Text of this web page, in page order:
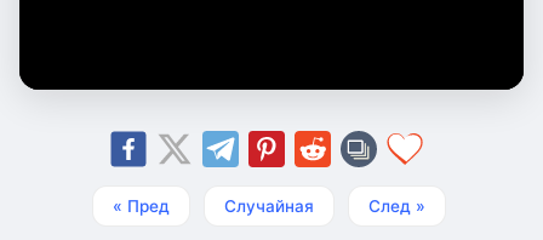
« Пред Случайная След »